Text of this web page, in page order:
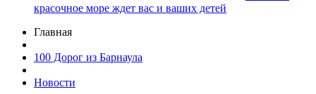
красочное море ждет вас и ваших детей
Главная
100 Дорог из Барнаула
Новости